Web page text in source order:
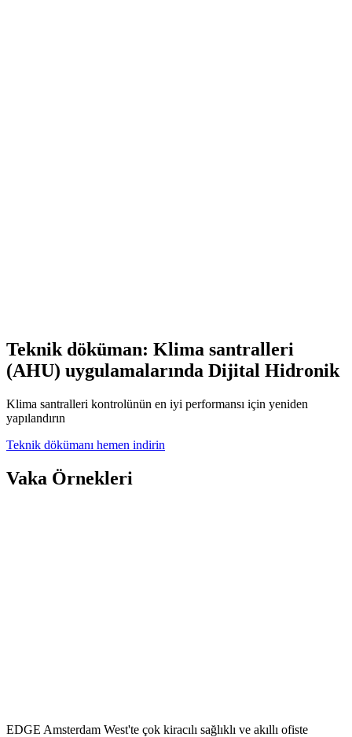
Teknik döküman: Klima santralleri
(AHU) uygulamalarında Dijital Hidronik
Klima santralleri kontrolünün en iyi performansı için yeniden
yapılandırın
Teknik dökümanı hemen indirin
Vaka Örnekleri
EDGE Amsterdam West'te çok kiracılı sağlıklı ve akıllı ofiste